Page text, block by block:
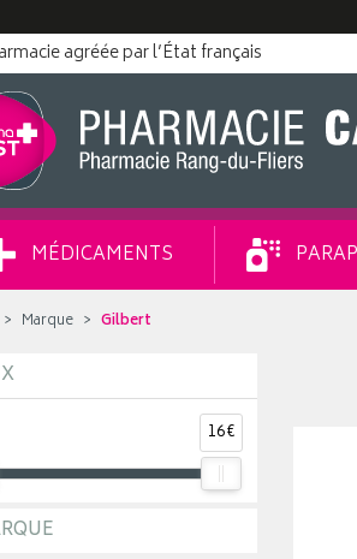
agréée par l’État français
MÉDICAMENTS
Marque Gilbert
16€